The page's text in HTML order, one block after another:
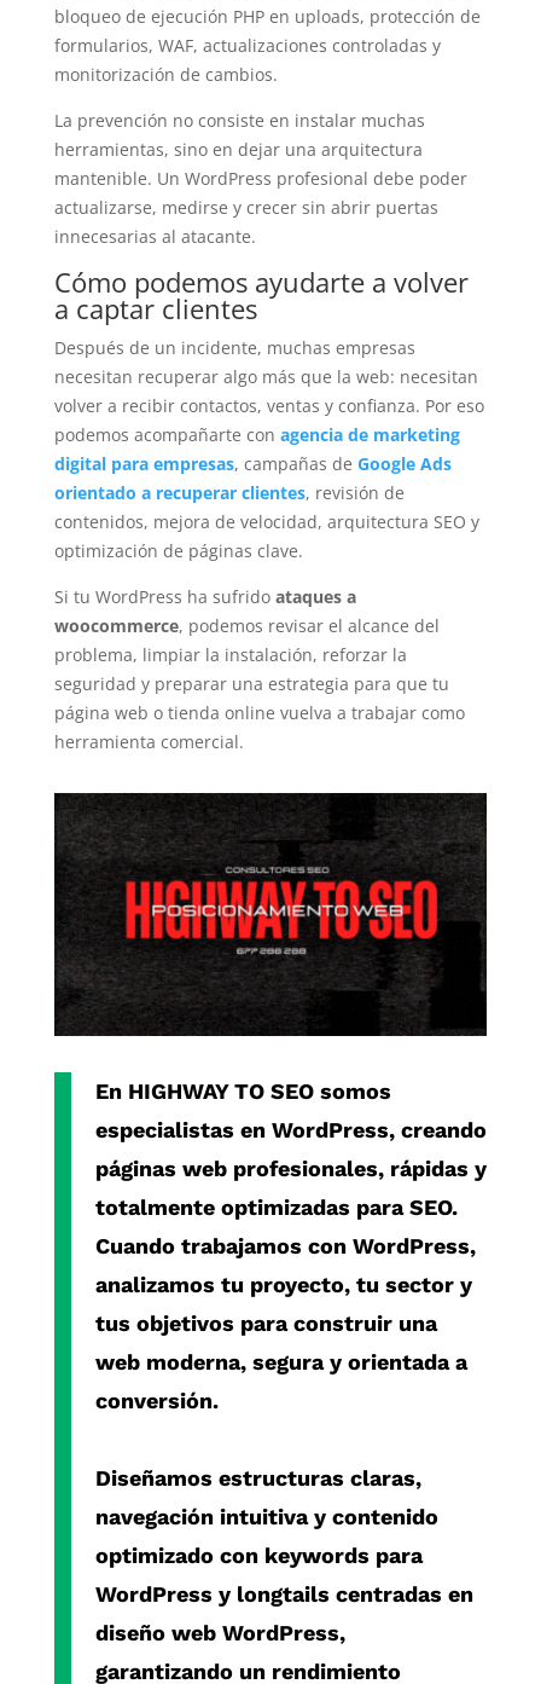
bloqueo de ejecución PHP en uploads, protección de
formularios, WAF, actualizaciones controladas y
monitorización de cambios.
La prevención no consiste en instalar muchas
herramientas, sino en dejar una arquitectura
mantenible. Un WordPress profesional debe poder
actualizarse, medirse y crecer sin abrir puertas
innecesarias al atacante.
Cómo podemos ayudarte a volver
a captar clientes
Después de un incidente, muchas empresas
necesitan recuperar algo más que la web: necesitan
volver a recibir contactos, ventas y confianza. Por eso
podemos acompañarte con agencia de marketing
digital para empresas, campañas de Google Ads
orientado a recuperar clientes, revisión de
contenidos, mejora de velocidad, arquitectura SEO y
optimización de páginas clave.
Si tu WordPress ha sufrido ataques a
woocommerce, podemos revisar el alcance del
problema, limpiar la instalación, reforzar la
seguridad y preparar una estrategia para que tu
página web o tienda online vuelva a trabajar como
herramienta comercial.
En HIGHWAY TO SEOsomos
especialistas en WordPress, creando
páginas web profesionales, rápidas y
totalmente optimizadas para SEO.
Cuando trabajamos con WordPress,
analizamos tu proyecto, tu sector y
tus objetivos para construir una
web moderna, segura y orientada a
conversión.
Diseñamos estructuras claras,
navegación intuitiva y contenido
optimizado con keywords para
WordPress y longtails centradas en
diseño web WordPress,
garantizando un rendimiento